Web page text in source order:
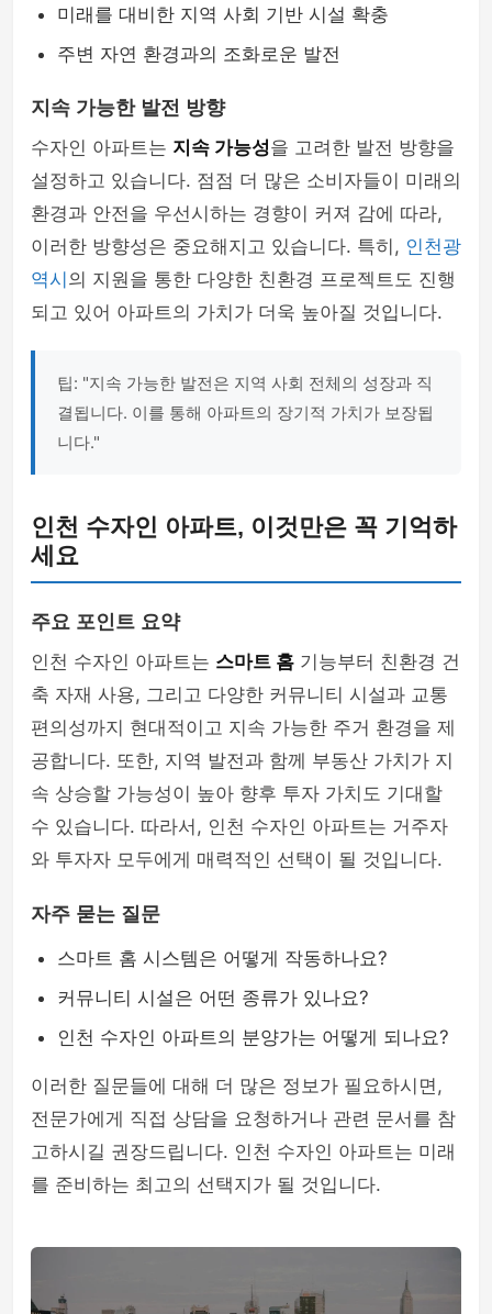
미래를 대비한 지역 사회 기반 시설 확충
주변 자연 환경과의 조화로운 발전
지속 가능한 발전 방향
수자인 아파트는 지속 가능성을 고려한 발전 방향을
설정하고 있습니다. 점점 더 많은 소비자들이 미래의
환경과 안전을 우선시하는 경향이 커져 감에 따라,
이러한 방향성은 중요해지고 있습니다. 특히, 인천광
역시 의 지원을 통한 다양한 친환경 프로젝트도 진행
되고 있어 아파트의 가치가 더욱 높아질 것입니다.
팁: "지속 가능한 발전은 지역 사회 전체의 성장과 직
결됩니다. 이를 통해 아파트의 장기적 가치가 보장됩
니다."
인천 수자인 아파트, 이것만은 꼭 기억하
세요
주요 포인트 요약
인천 수자인 아파트는 스마트 홈 기능부터 친환경 건
축 자재 사용, 그리고 다양한 커뮤니티 시설과 교통
편의성까지 현대적이고 지속 가능한 주거 환경을 제
공합니다. 또한, 지역 발전과 함께 부동산 가치가 지
속 상승할 가능성이 높아 향후 투자 가치도 기대할
수 있습니다. 따라서, 인천 수자인 아파트는 거주자
와 투자자 모두에게 매력적인 선택이 될 것입니다.
자주 묻는 질문
스마트 홈 시스템은 어떻게 작동하나요?
커뮤니티 시설은 어떤 종류가 있나요?
인천 수자인 아파트의 분양가는 어떻게 되나요?
이러한 질문들에 대해 더 많은 정보가 필요하시면,
전문가에게 직접 상담을 요청하거나 관련 문서를 참
고하시길 권장드립니다. 인천 수자인 아파트는 미래
를 준비하는 최고의 선택지가 될 것입니다.